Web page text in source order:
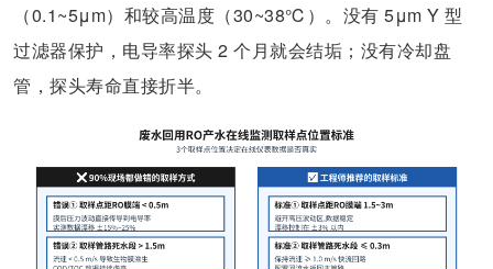
（0.1~5μm）和较高温度（30~38℃）。没有 5μm Y 型
过滤器保护，电导率探头 2 个月就会结垢；没有冷却盘
管，探头寿命直接折半。